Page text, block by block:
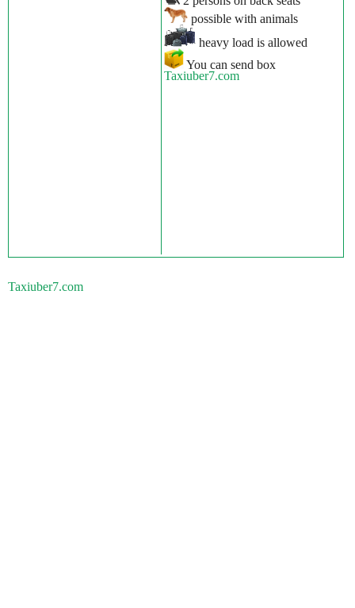
possible with animals
heavy load is allowed
You can send box
Taxiuber7.com
Taxiuber7.com